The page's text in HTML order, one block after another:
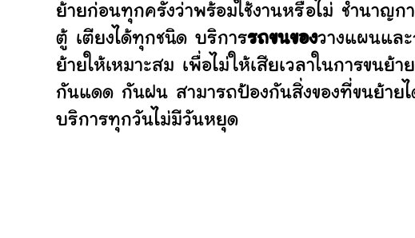
ย้ายก่อนทุกครั้งว่าพร้อมใช้งานหรือไม่ ชำนาญ
ตู้ เตียงได้ทุกชนิด บริการรถขนของวางแผนและ
ย้ายให้เหมาะสม เพื่อไม่ให้เสียเวลาในการขน
กันแดด กันฝน สามารถป้องกันสิ่งของที่ขนย้าย
บริการทุกวันไม่มีวันหยุด